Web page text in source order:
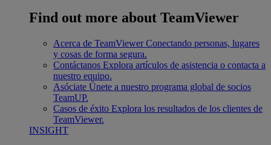
Find out more about TeamViewer
Acerca de TeamViewer Conectando personas, lugares
y cosas de forma segura.
Contáctanos Explora artículos de asistencia o contacta a
nuestro equipo.
Asóciate Únete a nuestro programa global de socios
TeamUP.
Casos de éxito Explora los resultados de los clientes de
TeamViewer.
INSIGHT